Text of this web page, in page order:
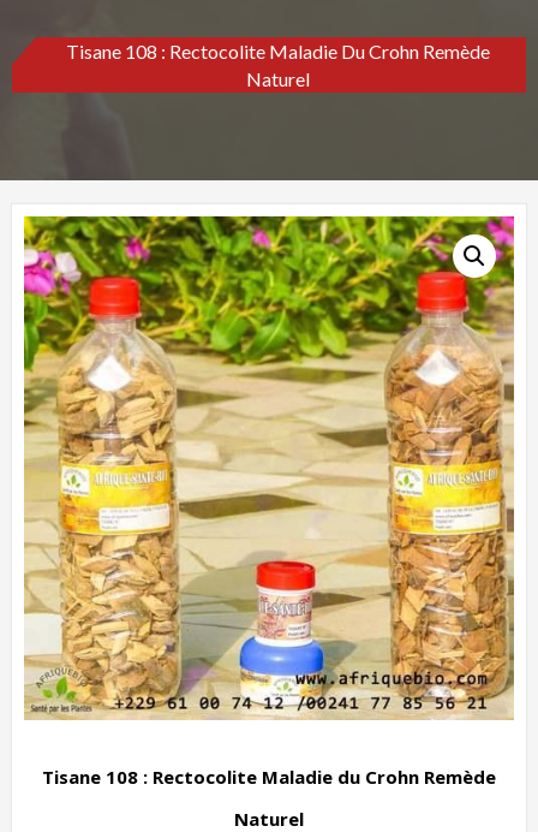
Tisane 108 : Rectocolite Maladie Du Crohn Remède
Naturel
Tisane 108 : Rectocolite Maladie du Crohn Remède
Naturel